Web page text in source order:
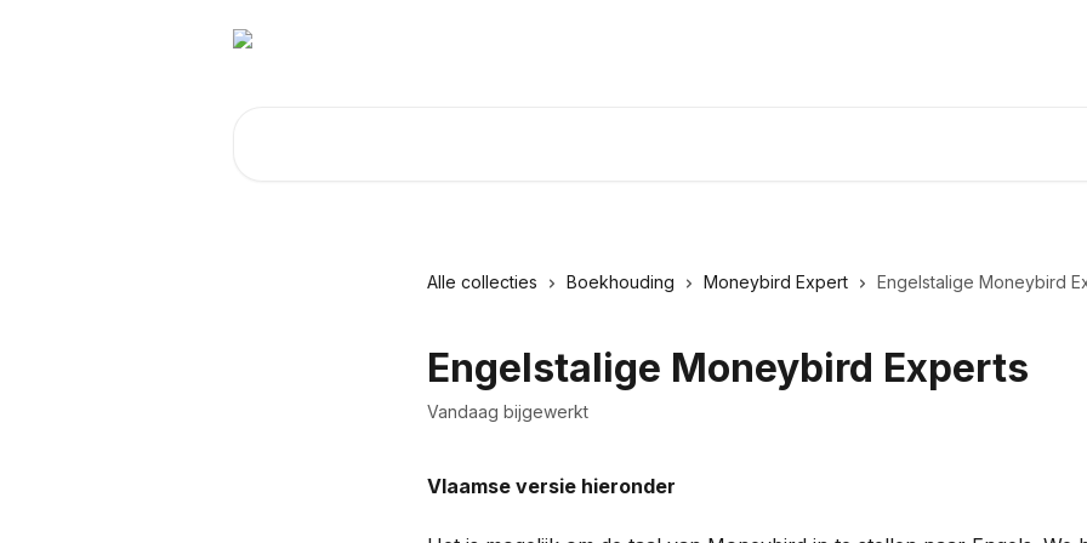
Alle collecties Boekhouding Moneybird Expert Engelstalige Moneybird
Engelstalige Moneybird Experts
Vandaag bijgewerkt
Vlaamse versie hieronder